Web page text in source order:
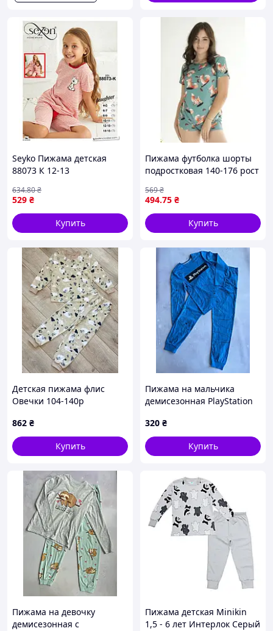
Seyko Пижама детская
88073 К 12-13
529 ₴
634.80₴
Купить
Пижама футболка шорты
подростковая 140-176 рост
494.75 ₴
569₴
Купить
Детская пижама флис
Овечки 104-140р
862 ₴
Купить
Пижама на мальчика
демисезонная PlayStation
320 ₴
Купить
Пижама на девочку
демисезонная с
Пижама детская Minikin
1,5 - 6 лет Интерлок Серый